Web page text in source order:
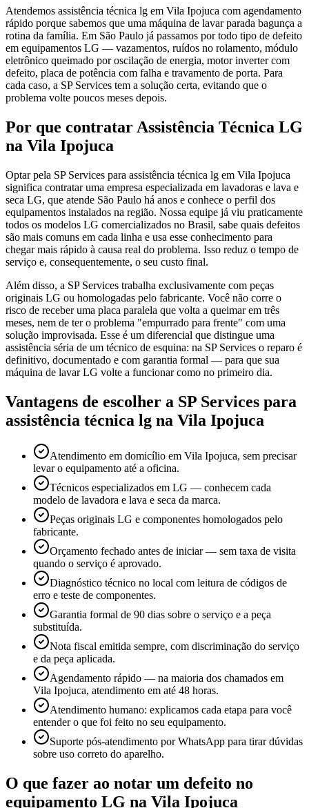
Atendemos assistência técnica lg em Vila Ipojuca com agendamento
rápido porque sabemos que uma máquina de lavar parada bagunça a
rotina da família. Em São Paulo já passamos por todo tipo de defeito
em equipamentos LG — vazamentos, ruídos no rolamento, módulo
eletrônico queimado por oscilação de energia, motor inverter com
defeito, placa de potência com falha e travamento de porta. Para
cada caso, a SP Services tem a solução certa, evitando que o
problema volte poucos meses depois.
Por que contratar Assistência Técnica LG
na Vila Ipojuca
Optar pela SP Services para assistência técnica lg em Vila Ipojuca
significa contratar uma empresa especializada em lavadoras e lava e
seca LG, que atende São Paulo há anos e conhece o perfil dos
equipamentos instalados na região. Nossa equipe já viu praticamente
todos os modelos LG comercializados no Brasil, sabe quais defeitos
são mais comuns em cada linha e usa esse conhecimento para
chegar mais rápido à causa real do problema. Isso reduz o tempo de
serviço e, consequentemente, o seu custo final.
Além disso, a SP Services trabalha exclusivamente com peças
originais LG ou homologadas pelo fabricante. Você não corre o
risco de receber uma placa paralela que volta a queimar em três
meses, nem de ter o problema "empurrado para frente" com uma
solução improvisada. Esse é um diferencial que distingue uma
assistência séria de um técnico de esquina: na SP Services o reparo é
definitivo, documentado e com garantia formal — para que sua
máquina de lavar LG volte a funcionar como no primeiro dia.
Vantagens de escolher a SP Services para
assistência técnica lg na Vila Ipojuca
Atendimento em domicílio em Vila Ipojuca, sem precisar
levar o equipamento até a oficina.
Técnicos especializados em LG — conhecem cada
modelo de lavadora e lava e seca da marca.
Peças originais LG e componentes homologados pelo
fabricante.
Orçamento fechado antes de iniciar — sem taxa de visita
quando o serviço é aprovado.
Diagnóstico técnico no local com leitura de códigos de
erro e teste de componentes.
Garantia formal de 90 dias sobre o serviço e a peça
substituída.
Nota fiscal emitida sempre, com discriminação do serviço
e da peça aplicada.
Agendamento rápido — na maioria dos chamados em
Vila Ipojuca, atendimento em até 48 horas.
Atendimento humano: explicamos cada etapa para você
entender o que foi feito no seu equipamento.
Suporte pós-atendimento por WhatsApp para tirar dúvidas
sobre uso correto do aparelho.
O que fazer ao notar um defeito no
equipamento LG na Vila Ipojuca